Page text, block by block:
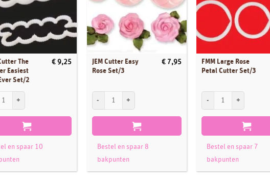
The
Easiest
Set/2
€9,25
en spaar 10
JEM Cutter Easy
Rose Set/3
€7,95
Bestel en spaar 8
bakpunten
FMM Large Rose
Petal Cutter Set/3
Bestel en spaar 7
bakpunten